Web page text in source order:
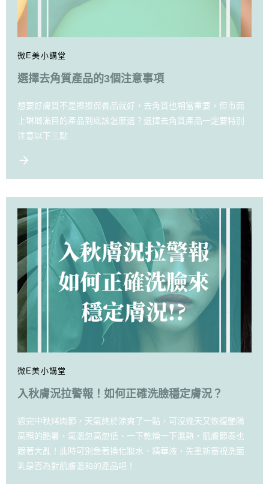
微E美小講堂
選擇去角質產品的3個注意事項
想要好膚質不是擦擦保養品就好，去角質也相當重要，但市面
上琳瑯滿目的產品到底該怎麼選？選擇去角質產品一定要特別
注意以下三點
微E美小講堂
入秋膚況拉警報！如何正確洗臉穩定膚況？
過完中秋烤肉節，天氣終於涼爽了一點，可沒幾天又恢復艷陽
高照的酷暑，氣溫忽高忽低、一下乾燥一下濕熱，肌膚節奏也
跟著大亂！此時可別急著換化妝水、精華液，先重新審視洗面
乳是否為對肌膚溫和的產品吧！